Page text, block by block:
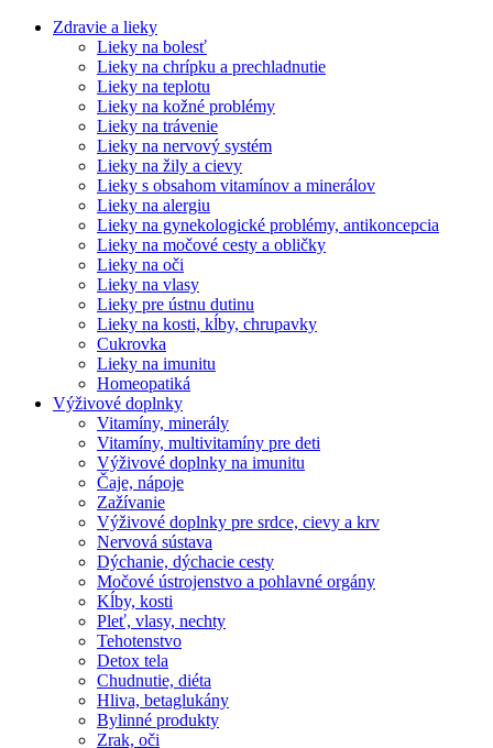
Zdravie a lieky
Lieky na bolesť
Lieky na chrípku a prechladnutie
Lieky na teplotu
Lieky na kožné problémy
Lieky na trávenie
Lieky na nervový systém
Lieky na žily a cievy
Lieky s obsahom vitamínov a minerálov
Lieky na alergiu
Lieky na gynekologické problémy, antikoncepcia
Lieky na močové cesty a obličky
Lieky na oči
Lieky na vlasy
Lieky pre ústnu dutinu
Lieky na kosti, kĺby, chrupavky
Cukrovka
Lieky na imunitu
Homeopatiká
Výživové doplnky
Vitamíny, minerály
Vitamíny, multivitamíny pre deti
Výživové doplnky na imunitu
Čaje, nápoje
Zažívanie
Výživové doplnky pre srdce, cievy a krv
Nervová sústava
Dýchanie, dýchacie cesty
Močové ústrojenstvo a pohlavné orgány
Kĺby, kosti
Pleť, vlasy, nechty
Tehotenstvo
Detox tela
Chudnutie, diéta
Hliva, betaglukány
Bylinné produkty
Zrak, oči